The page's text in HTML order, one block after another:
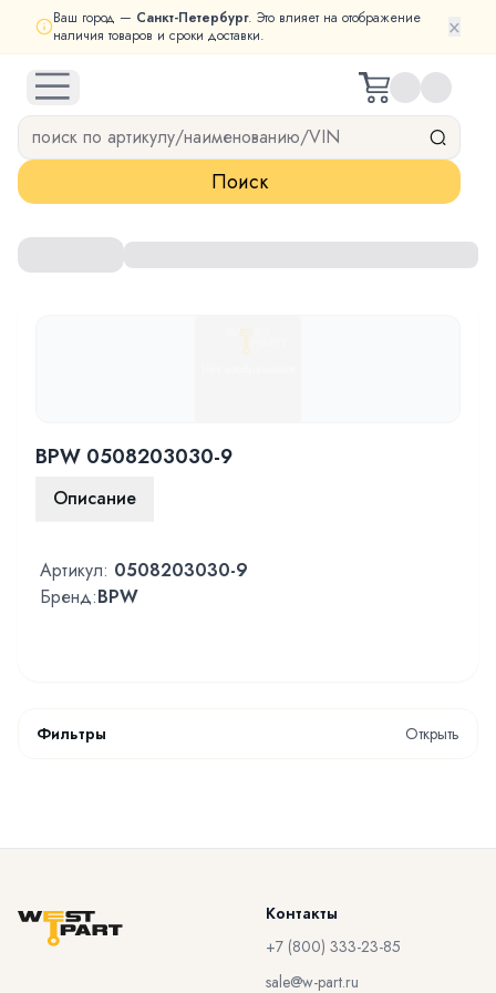
Ваш город — Санкт-Петербург. Это влияет на отображение
наличия товаров и сроки доставки.
×
open navigation menu
Поиск
BPW 0508203030-9
Описание
Артикул: 0508203030-9
Бренд:BPW
Фильтры Открыть
Контакты
+7 (800) 333-23-85
sale@w-part.ru